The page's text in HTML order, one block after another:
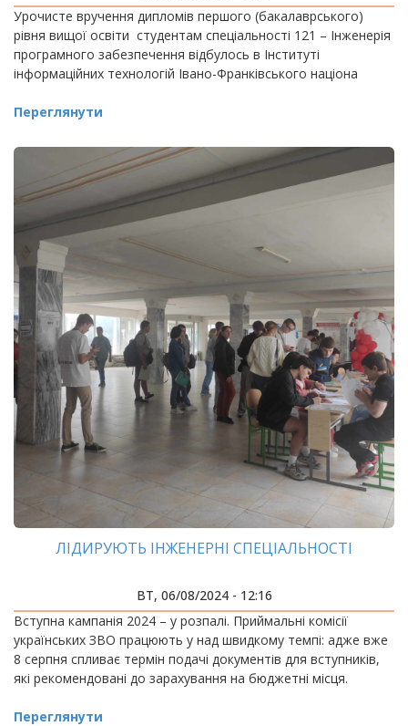
Урочисте вручення дипломів першого (бакалаврського)
рівня вищої освіти студентам спеціальності 121 – Інженерія
програмного забезпечення відбулось в Інституті
інформаційних технологій Івано-Франківського націона
Переглянути
ЛІДИРУЮТЬ ІНЖЕНЕРНІ СПЕЦІАЛЬНОСТІ
ВТ, 06/08/2024 - 12:16
Вступна кампанія 2024 – у розпалі. Приймальні комісії
українських ЗВО працюють у над швидкому темпі: адже вже
8 серпня спливає термін подачі документів для вступників,
які рекомендовані до зарахування на бюджетні місця.
Переглянути